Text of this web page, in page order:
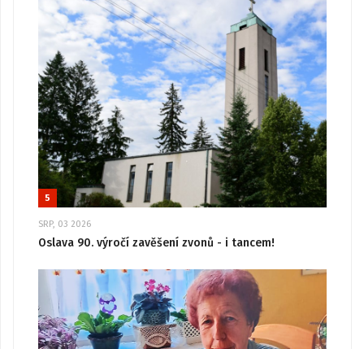
5
SRP, 03 2026
Oslava 90. výročí zavěšení zvonů - i tancem!